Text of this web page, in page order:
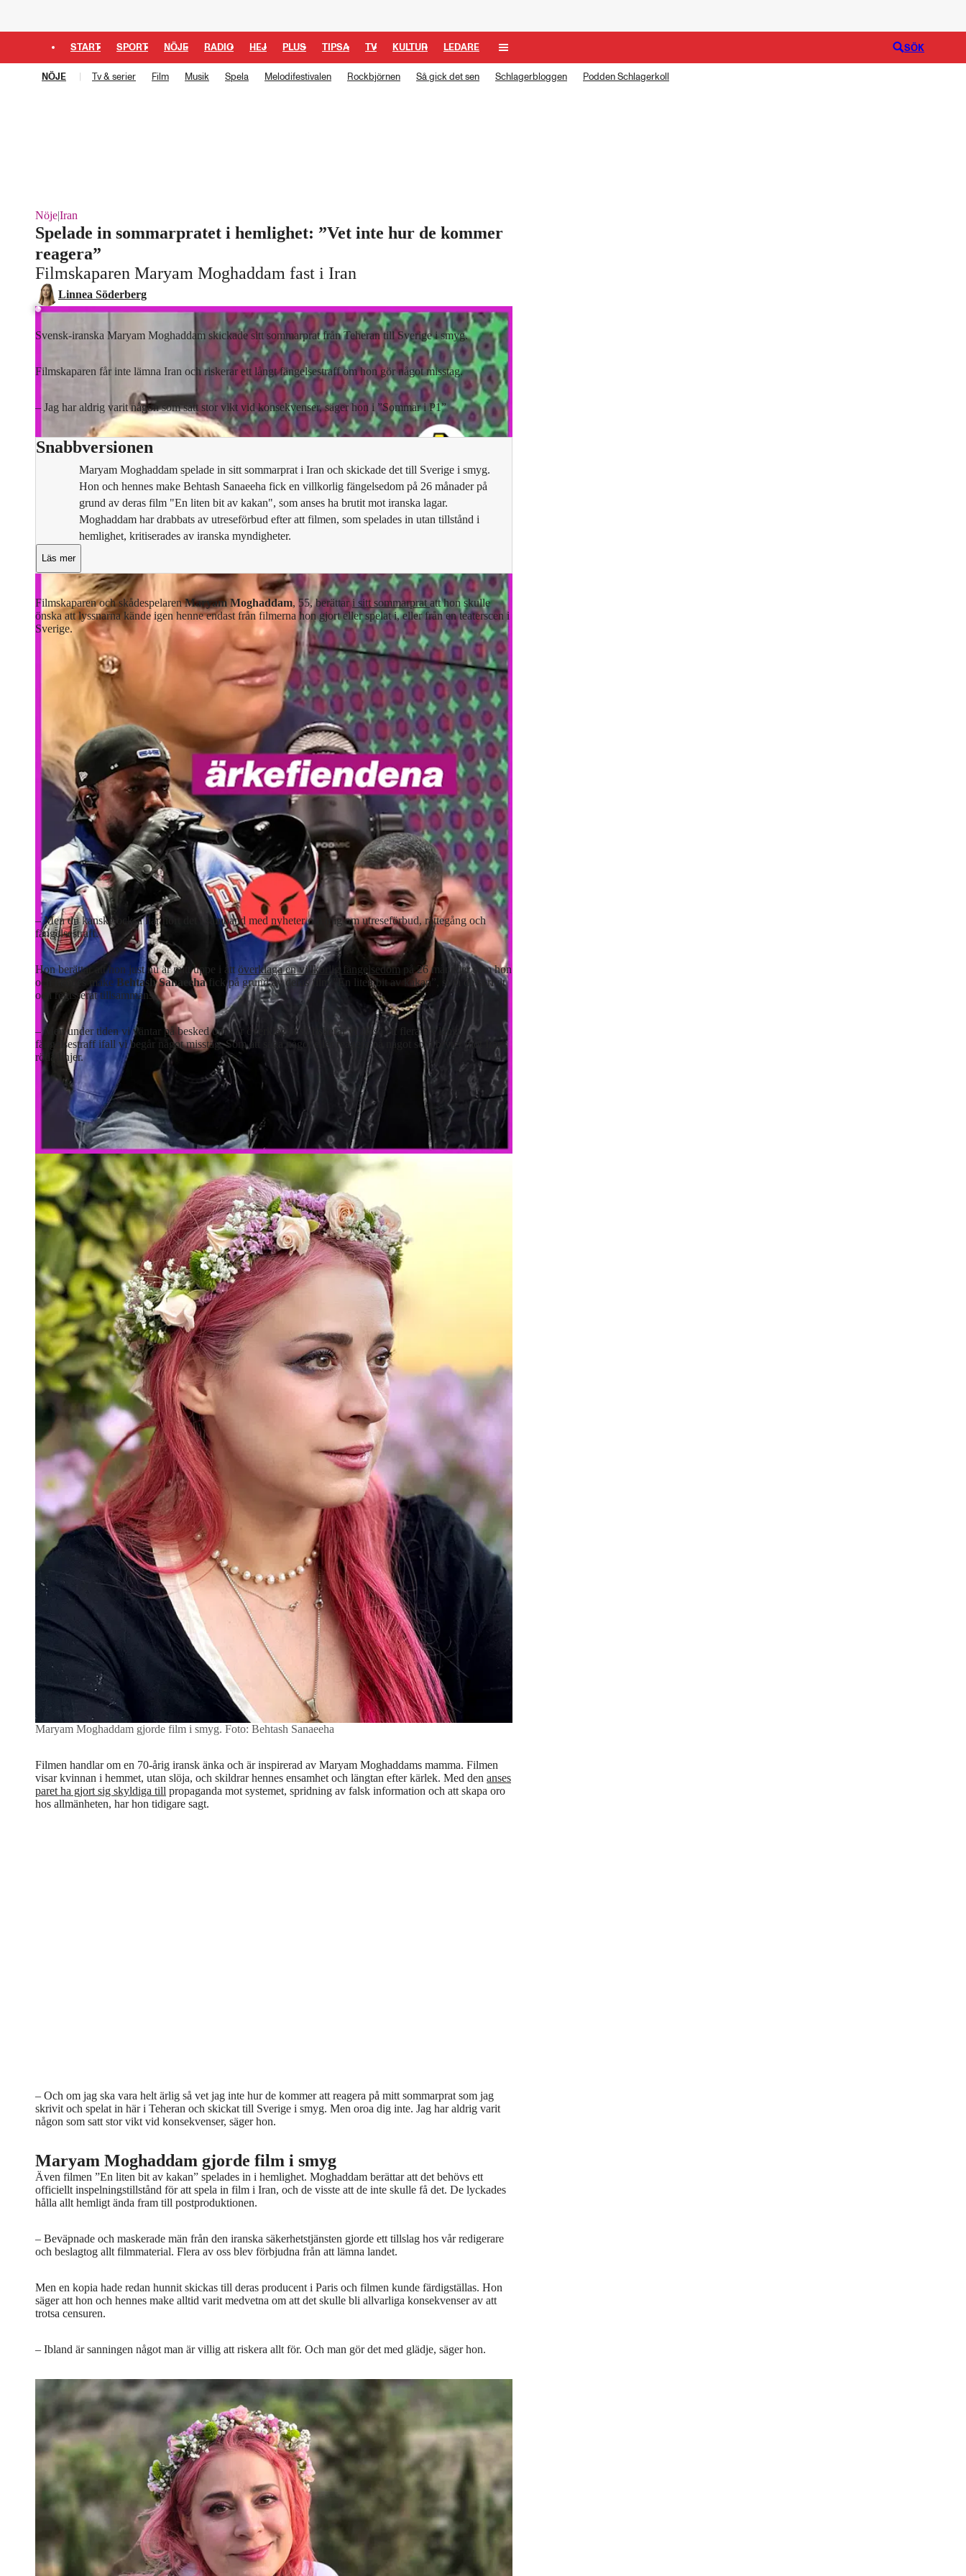
START SPORT NÖJE RADIO HEJ PLUS TIPSA TV KULTUR LEDARE SÖK
NÖJE Tv & serier Film Musik Spela Melodifestivalen Rockbjörnen Så gick det sen Schlagerbloggen Podden Schlagerkoll
Nöje|Iran
Spelade in sommarpratet i hemlighet: ”Vet inte hur de kommer
reagera”
Filmskaparen Maryam Moghaddam fast i Iran
Linnea Söderberg
Laddar ...
Svensk-iranska Maryam Moghaddam skickade sitt sommarprat från Teheran till Sverige i smyg.
Filmskaparen får inte lämna Iran och riskerar ett långt fängelsestraff om hon gör något misstag.
– Jag har aldrig varit någon som satt stor vikt vid konsekvenser, säger hon i ”Sommar i P1”
Snabbversionen
Maryam Moghaddam spelade in sitt sommarprat i Iran och skickade det till Sverige i smyg.
Hon och hennes make Behtash Sanaeeha fick en villkorlig fängelsedom på 26 månader på
grund av deras film "En liten bit av kakan", som anses ha brutit mot iranska lagar.
Moghaddam har drabbats av utreseförbud efter att filmen, som spelades in utan tillstånd i
hemlighet, kritiserades av iranska myndigheter.
Läs mer
Filmskaparen och skådespelarenMaryam Moghaddam, 55, berättari sitt sommarpratatt hon skulle
önska att lyssnarna kände igen henne endast från filmerna hon gjort eller spelat i, eller från en teaterscen i
Sverige.
– Men du kanske också har hört det i samband med nyheter om mig om utreseförbud, rättegång och
fängelsestraff.
Hon berättar att hon just nu är mitt uppe i att överklaga en villkorlig fängelsedom på 26 månader som hon
och hennes make Behtash Sanaeehafick på grund av deras film ”En liten bit av kakan”, som de skrivit
och regisserat tillsammans.
– Men under tiden vi väntar på besked om vår överklagan så riskerar vi alltså ett flera års långt
fängelsestraff ifall vi begår något misstag. Som att säga något eller reagera på något som bryter mot Irans
röda linjer.
Maryam Moghaddam gjorde film i smyg. Foto: Behtash Sanaeeha
Filmen handlar om en 70-årig iransk änka och är inspirerad av Maryam Moghaddams mamma. Filmen
visar kvinnan i hemmet, utan slöja, och skildrar hennes ensamhet och längtan efter kärlek. Med den anses
paret ha gjort sig skyldiga till propaganda mot systemet, spridning av falsk information och att skapa oro
hos allmänheten, har hon tidigare sagt.
– Och om jag ska vara helt ärlig så vet jag inte hur de kommer att reagera på mitt sommarprat som jag
skrivit och spelat in här i Teheran och skickat till Sverige i smyg. Men oroa dig inte. Jag har aldrig varit
någon som satt stor vikt vid konsekvenser, säger hon.
Maryam Moghaddam gjorde film i smyg
Även filmen ”En liten bit av kakan” spelades in i hemlighet. Moghaddam berättar att det behövs ett
officiellt inspelningstillstånd för att spela in film i Iran, och de visste att de inte skulle få det. De lyckades
hålla allt hemligt ända fram till postproduktionen.
– Beväpnade och maskerade män från den iranska säkerhetstjänsten gjorde ett tillslag hos vår redigerare
och beslagtog allt filmmaterial. Flera av oss blev förbjudna från att lämna landet.
Men en kopia hade redan hunnit skickas till deras producent i Paris och filmen kunde färdigställas. Hon
säger att hon och hennes make alltid varit medvetna om att det skulle bli allvarliga konsekvenser av att
trotsa censuren.
– Ibland är sanningen något man är villig att riskera allt för. Och man gör det med glädje, säger hon.